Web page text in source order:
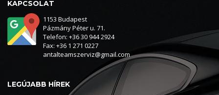
KAPCSOLAT
1153 Budapest
Pázmány Péter u. 71.
Telefon: +36 30 944 2924
Fax: +36 1 271 0227
antalteamszerviz@gmail.com
LEGÚJABB HÍREK